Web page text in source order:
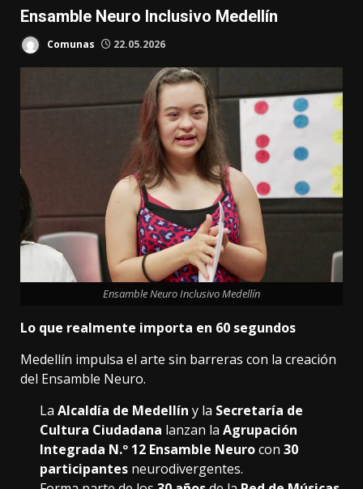
Ensamble Neuro Inclusivo Medellín
Comunas 22.05.2026
Ensamble Neuro Inclusivo Medellín
Lo que realmente importa en 60 segundos
Medellín impulsa el arte sin barreras con la creación
del Ensamble Neuro.
La Alcaldía de Medellín y la Secretaría de
Cultura Ciudadana lanzan la Agrupación
Integrada N.º 12 Ensamble Neurocon 30
participantes neurodivergentes.